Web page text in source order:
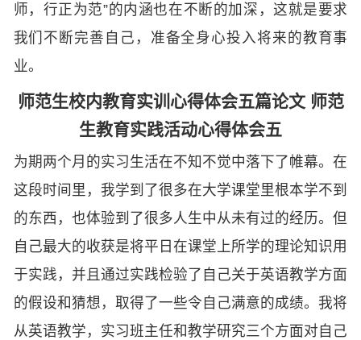
师，行正为范”的内涵也在不断的加深，这就是要求
我们不断完善自己，准备全身心投入将来的教育事
业。
师范生校内教育实训心得体会五篇论文 师范
生教育实践活动心得体会五
为期两个月的实习生活在不知不觉中落下了帷幕。在
这段时间里，我学到了很多在大学课堂里根本学不到
的东西，也体验到了很多人生中从未有过的经历。但
自己最大的收获是将平日在课堂上所学的理论知识用
于实践，并且通过实践检验了自己关于英语教学方面
的假设和猜想，取得了一些令自己满意的成绩。我将
从英语教学，实习班主任和教学研究三个方面对自己